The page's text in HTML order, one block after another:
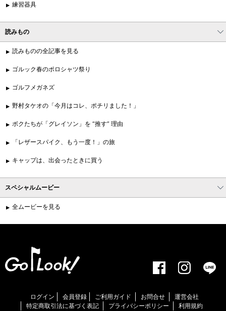
練習器具
読みもの
読みものの全記事を見る
ゴルック春のポロシャツ祭り
ゴルフメガネズ
野村タケオの「今月はコレ、ポチリました！」
ボクたちが「グレイソン」を “推す” 理由
「レザースパイク、もう一度！」の旅
キャップは、出会ったときに買う
スペシャルムービー
全ムービーを見る
ログイン 会員登録 ご利用ガイド お問合せ
運営会社
特定商取引法に基づく表記
プライバシーポリシー 利用規約